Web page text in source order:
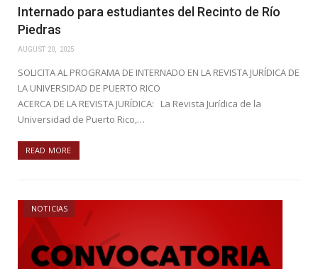
Internado para estudiantes del Recinto de Río
Piedras
AUGUST 20, 2025
SOLICITA AL PROGRAMA DE INTERNADO EN LA REVISTA JURÍDICA DE
LA UNIVERSIDAD DE PUERTO RICO
ACERCA DE LA REVISTA JURÍDICA: La Revista Jurídica de la
Universidad de Puerto Rico,…
READ MORE
NOTICIAS